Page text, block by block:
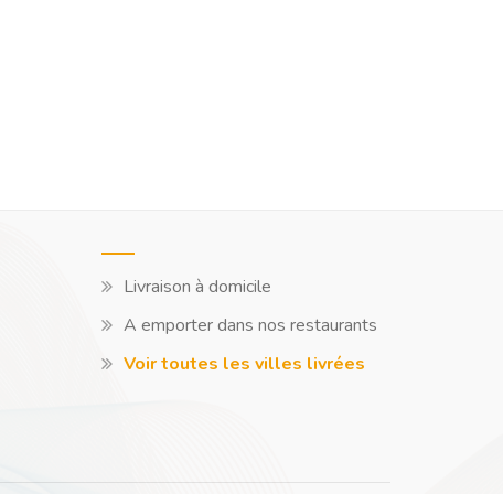
Livraison à domicile
A emporter dans nos restaurants
Voir toutes les villes livrées